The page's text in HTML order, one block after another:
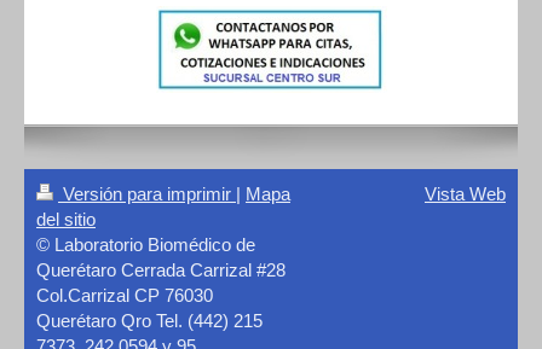
Versión para imprimir | Mapa
del sitio
© Laboratorio Biomédico de
Querétaro Cerrada Carrizal #28
Col.Carrizal CP 76030
Querétaro Qro Tel. (442) 215
Vista Web